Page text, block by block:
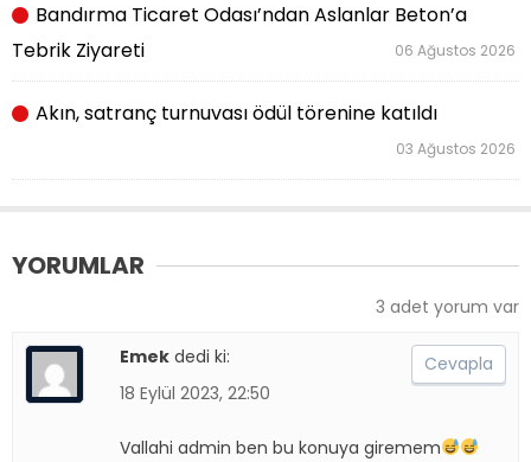
Bandırma Ticaret Odası’ndan Aslanlar Beton’a
Tebrik Ziyareti
06 Ağustos 2026
Akın, satranç turnuvası ödül törenine katıldı
03 Ağustos 2026
YORUMLAR
3 adet yorum var
Emek dedi ki:
18 Eylül 2023, 22:50
Vallahi admin ben bu konuya giremem
Cevapla